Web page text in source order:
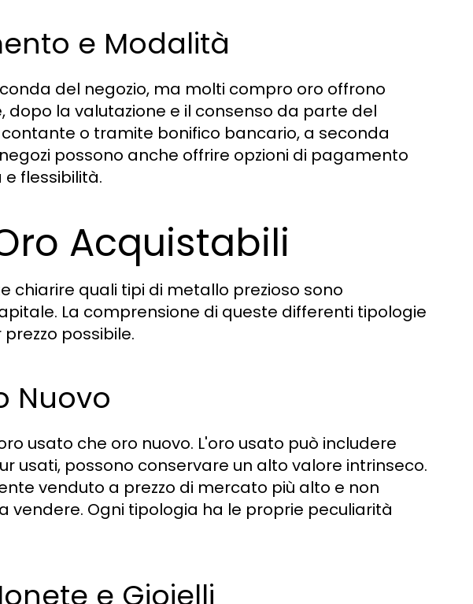
e Modalità
del negozio, ma molti compro oro offrono
la valutazione e il consenso da parte del
o tramite bonifico bancario, a seconda
possono anche offrire opzioni di pagamento
flessibilità.
Acquistabili
chiarire quali tipi di metallo prezioso sono
La comprensione di queste differenti tipologie
possibile.
Nuovo
usato che oro nuovo. L'oro usato può includere
usati, possono conservare un alto valore intrinseco.
venduto a prezzo di mercato più alto e non
vendere. Ogni tipologia ha le proprie peculiarità
e Gioielli